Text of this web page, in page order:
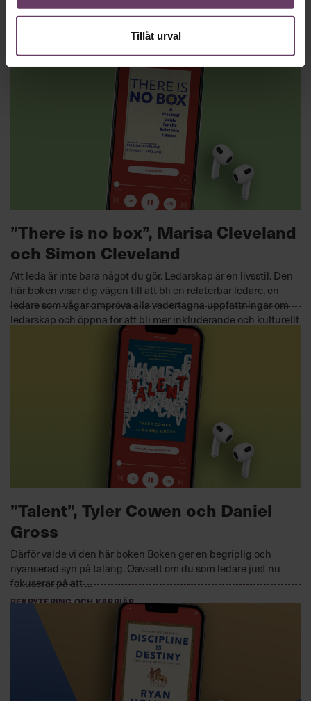
Tillåt urval
hålla oss vakna på nätterna, orsaka både
produktionsstörningar och ohälsa, i värsta fall sjukskrivningar.
Mycket kan dock undvikas om vi gör oss själva tjänsten att höja
hjälp av klassiska arketyper ger författaren konkreta förslag på
hur vi kan förstå och hantera olika personlighetstyper i
”There is no box”, Marisa Cleveland
och Simon Cleveland
Att leda är inte bara något du gör. Ledarskap är en livsstil. Den
här boken visar dig vägen till att bli en relaterbar ledare, en
ledare som vågar ompröva alla vedertagna uppfattningar om
ledarskap och öppna för att bli mer inkluderande och kulturellt
medveten. En relaterbar ledare leder enligt sina värderingar
och anpassar ledarstilen efter vad situationen kräver. Hen
månar om att vara autentisk och närvarande – och inser
samtidigt att det fortfarande är ledaren som måste fatta de
INSPIRATION MOTIVATION OCH KREATIVITET
”Talent”, Tyler Cowen och Daniel
Gross
Därför valde vi den här boken Boken ger en begriplig och
nyanserad syn på talang. Oavsett om du som ledare just nu
fokuserar på att …
REKRYTERING OCH KARRIÄR
2023-04-17